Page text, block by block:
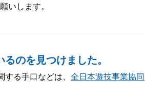
いします。
のを見つけました。
る手口などは、 全日本遊技事業協同